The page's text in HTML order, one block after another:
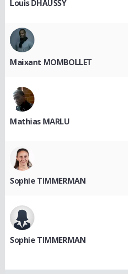
Louis DHAUSSY
Maixant MOMBOLLET
Mathias MARLU
Sophie TIMMERMAN
Sophie TIMMERMAN